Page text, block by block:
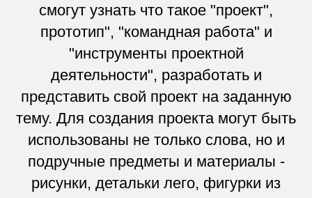
смогут узнать что такое "проект",
прототип", "командная работа" и
"инструменты проектной
деятельности", разработать и
представить свой проект на заданную
тему. Для создания проекта могут быть
использованы не только слова, но и
подручные предметы и материалы -
рисунки, детальки лего, фигурки из